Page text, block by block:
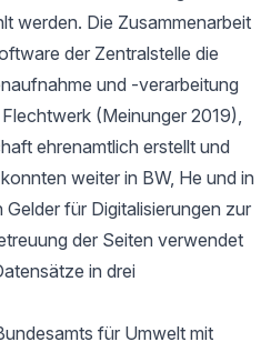
werden. Die Zusammenarbeit
der Zentralstelle die
und -verarbeitung
(Meinunger 2019),
ehrenamtlich erstellt und
weiter in BW, He und in
für Digitalisierungen zur
der Seiten verwendet
in drei
für Umwelt mit